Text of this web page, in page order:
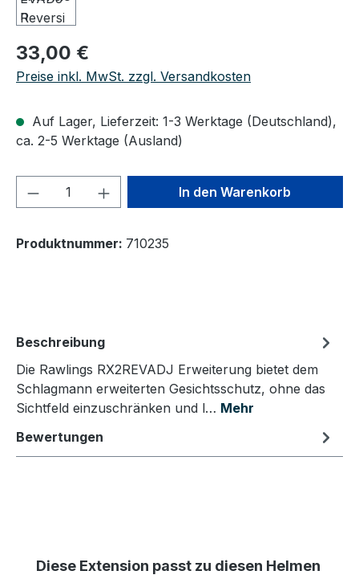
Regulärer Preis:
33,00 €
Preise inkl. MwSt. zzgl. Versandkosten
Auf Lager, Lieferzeit: 1-3 Werktage (Deutschland),
ca. 2-5 Werktage (Ausland)
Produkt Anzahl: Gib denIn den Warenkorb
Produktnummer: 710235
Beschreibung
Die Rawlings RX2REVADJ Erweiterung bietet dem
Schlagmann erweiterten Gesichtsschutz, ohne das
Sichtfeld einzuschränken und l… Mehr
Bewertungen
Produktgalerie überspringen
Diese Extension passt zu diesen Helmen